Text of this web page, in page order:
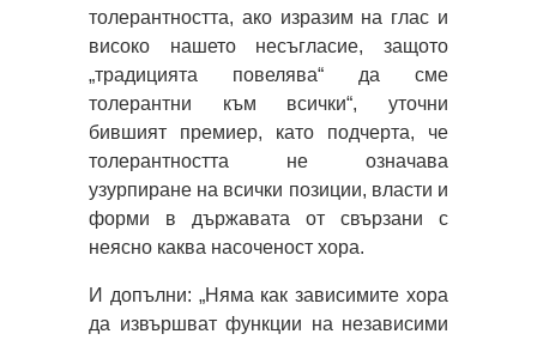
толерантността, ако изразим на глас и
високо нашето несъгласие, защото
„традицията повелява“ да сме
толерантни към всички“, уточни
бившият премиер, като подчерта, че
толерантността не означава
узурпиране на всички позиции, власти и
форми в държавата от свързани с
неясно каква насоченост хора.
И допълни: „Няма как зависимите хора
да извършват функции на независими